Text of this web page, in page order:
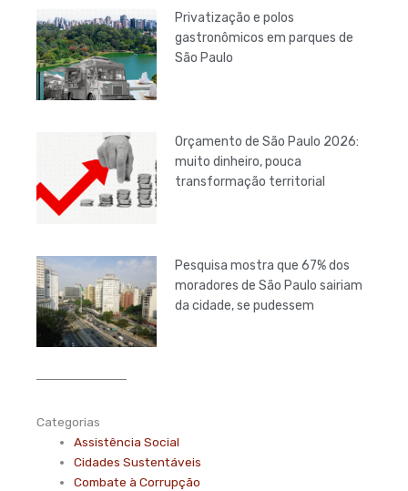
Privatização e polos
gastronômicos em parques de
São Paulo
Orçamento de São Paulo 2026:
muito dinheiro, pouca
transformação territorial
Pesquisa mostra que 67% dos
moradores de São Paulo sairiam
da cidade, se pudessem
Categorias
Assistência Social
Cidades Sustentáveis
Combate à Corrupção